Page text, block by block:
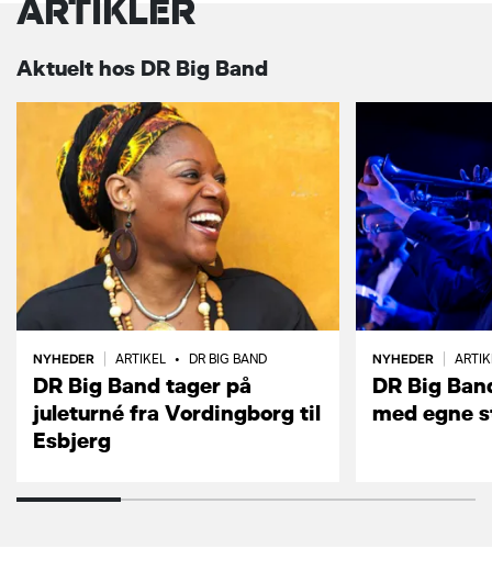
ARTIKLER
Aktuelt hos DR Big Band
NYHEDER ARTIKEL • DR BIG BAND
DR Big Band tager på
juleturné fra Vordingborg til
Esbjerg
NYHEDER
DR Big
med egne